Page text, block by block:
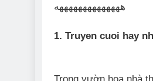
ههههههههههههههه
1. Truyen cuoi hay